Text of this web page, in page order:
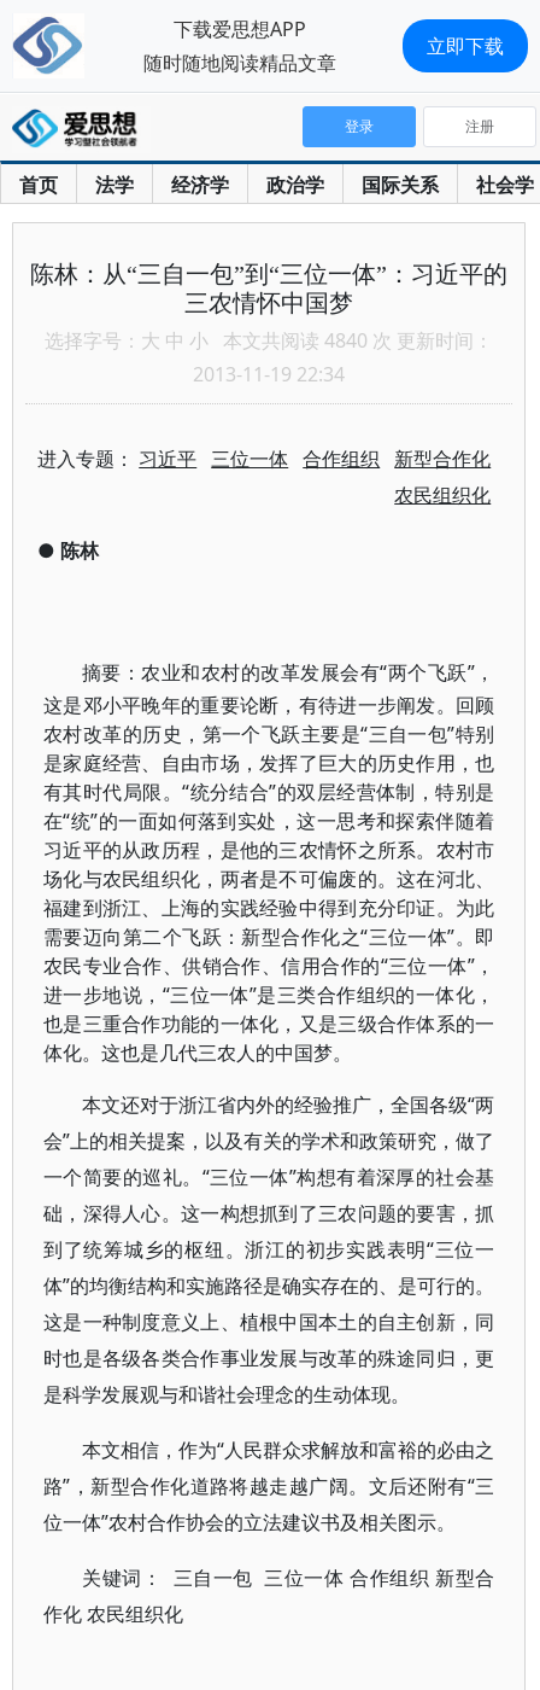
首页 法学 经济学 政治学 国际关系 社会学
登录 注册
陈林：从“三自一包”到“三位一体”：习近平的
三农情怀中国梦
选择字号： 大 中 小 本文共阅读 4840 次 更新时间：
2013-11-19 22:34
进入专题： 习近平 三位一体 合作组织
新型合作化
农民组织化
● 陈林
摘要：农业和农村的改革发展会有“两个飞跃”，
这是邓小平晚年的重要论断，有待进一步阐发。回顾
农村改革的历史，第一个飞跃主要是“三自一包”特别
是家庭经营、自由市场，发挥了巨大的历史作用，也
有其时代局限。“统分结合”的双层经营体制，特别是
在“统”的一面如何落到实处，这一思考和探索伴随着
习近平的从政历程，是他的三农情怀之所系。农村市
场化与农民组织化，两者是不可偏废的。这在河北、
福建到浙江、上海的实践经验中得到充分印证。为此
需要迈向第二个飞跃：新型合作化之“三位一体”。即
农民专业合作、供销合作、信用合作的“三位一体”，
进一步地说，“三位一体”是三类合作组织的一体化，
也是三重合作功能的一体化，又是三级合作体系的一
体化。这也是几代三农人的中国梦。
本文还对于浙江省内外的经验推广，全国各级“两
会”上的相关提案，以及有关的学术和政策研究，做了
一个简要的巡礼。“三位一体”构想有着深厚的社会基
础，深得人心。这一构想抓到了三农问题的要害，抓
到了统筹城乡的枢纽。浙江的初步实践表明“三位一
体”的均衡结构和实施路径是确实存在的、是可行的。
这是一种制度意义上、植根中国本土的自主创新，同
时也是各级各类合作事业发展与改革的殊途同归，更
是科学发展观与和谐社会理念的生动体现。
本文相信，作为“人民群众求解放和富裕的必由之
路”，新型合作化道路将越走越广阔。文后还附有“三
位一体”农村合作协会的立法建议书及相关图示。
关键词： 三自一包 三位一体 合作组织 新型合
作化 农民组织化
下载爱思想APP
随时随地阅读精品文章
立即下载